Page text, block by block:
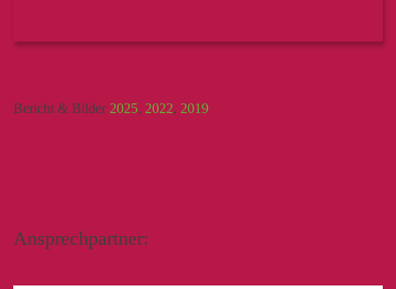
Bericht & Bilder 2025, 2022, 2019
Ansprechpartner: